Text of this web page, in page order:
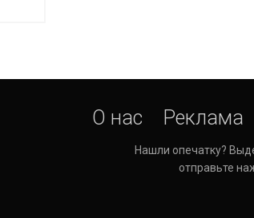
О нас Реклама
Нашли опечатку?
отправьте